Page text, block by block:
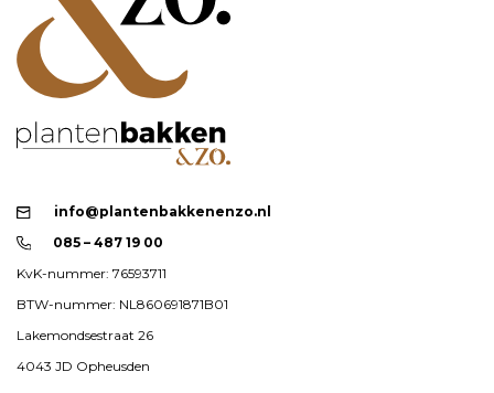
info@plantenbakkenenzo.nl
085 – 487 19 00
KvK-nummer: 76593711
BTW-nummer: NL860691871B01
Lakemondsestraat 26
4043 JD Opheusden